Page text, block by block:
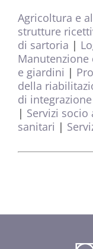
Agricoltura e
strutture
di sartoria |
Manutenzione
e giardini |
della
di
| Servizi socio
sanitari |